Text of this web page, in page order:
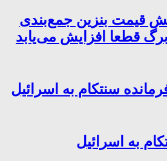
قیمت بنزین جمع‌بندی
قطعا افزایش می‌یابد
سنتکام به اسرائیل
به اسرائیل